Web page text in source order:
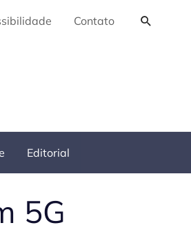
Contato
Editorial
5G